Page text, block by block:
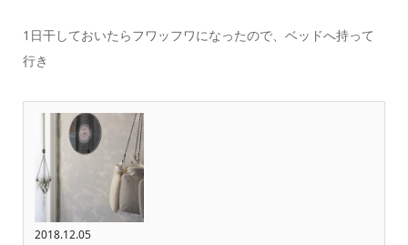
1日干しておいたらフワッフワになったので、ベッドへ持って
行き
2018.12.05